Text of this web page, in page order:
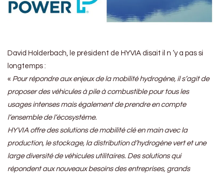
David Holderbach, le président de HYVIA disait il n ‘y a pas si
longtemps :
« Pour répondre aux enjeux de la mobilité hydrogène, il s’agit de
proposer des véhicules à pile à combustible pour tous les
usages intenses mais également de prendre en compte
l’ensemble de l’écosystème.
HYVIA offre des solutions de mobilité clé en main avec la
production, le stockage, la distribution d’hydrogène vert et une
large diversité de véhicules utilitaires. Des solutions qui
répondent aux nouveaux besoins des entreprises, grands